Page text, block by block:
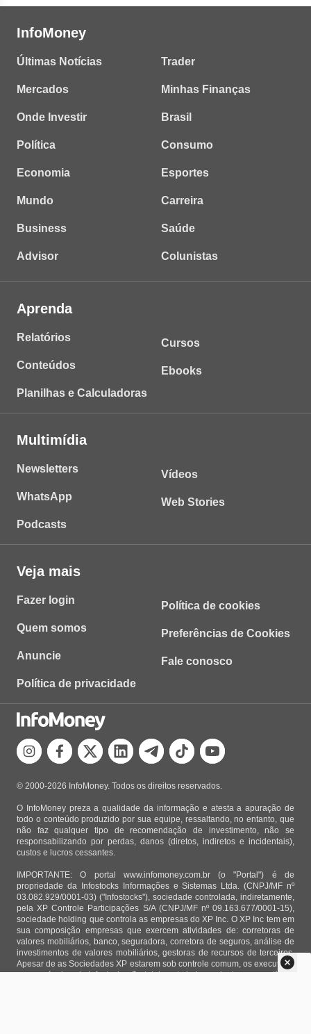
InfoMoney
Últimas Notícias
Mercados
Onde Investir
Política
Economia
Mundo
Business
Advisor
Trader
Minhas Finanças
Brasil
Consumo
Esportes
Carreira
Saúde
Colunistas
Aprenda
Relatórios
Conteúdos
Planilhas e Calculadoras
Cursos
Ebooks
Multimídia
Newsletters
WhatsApp
Podcasts
Vídeos
Web Stories
Veja mais
Fazer login
Quem somos
Anuncie
Política de privacidade
Política de cookies
Preferências de Cookies
Fale conosco
© 2000-2026 InfoMoney. Todos os direitos reservados.
O InfoMoney preza a qualidade da informação e atesta a apuração de
todo o conteúdo produzido por sua equipe, ressaltando, no entanto, que
não faz qualquer tipo de recomendação de investimento, não se
responsabilizando por perdas, danos (diretos, indiretos e incidentais),
custos e lucros cessantes.
IMPORTANTE: O portal www.infomoney.com.br (o "Portal") é de
propriedade da Infostocks Informações e Sistemas Ltda. (CNPJ/MF nº
03.082.929/0001-03) ("Infostocks"), sociedade controlada, indiretamente,
pela XP Controle Participações S/A (CNPJ/MF nº 09.163.677/0001-15),
sociedade holding que controla as empresas do XP Inc. O XP Inc tem em
sua composição empresas que exercem atividades de: corretoras de
valores mobiliários, banco, seguradora, corretora de seguros, análise de
investimentos de valores mobiliários, gestoras de recursos de terceiros.
Apesar de as Sociedades XP estarem sob controle comum, os executivos
responsáveis pela Infostocks são totalmente independentes e as notícias,